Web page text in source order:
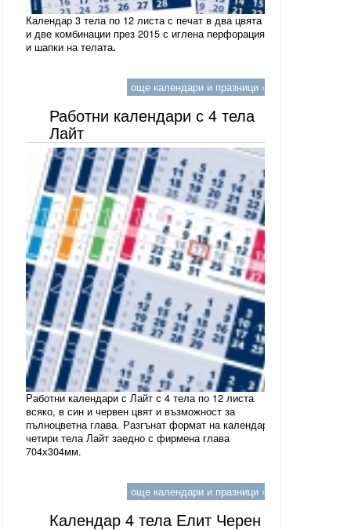
Календар 3 тела по 12 листа с печат в два цвята
и две комбинации през 2015 с иглена перфорация
и шапки на телата.
още календари и празници »
Работни календари с 4 тела
Лайт
Работни календари с Лайт с 4 тела по 12 листа
всяко, в син и червен цвят и възможност за
пълноцветна глава. Разгънат формат на календар
четири тела Лайт заедно с фирмена глава
704х304мм.
още календари и празници »
Календар 4 тела Елит Черен